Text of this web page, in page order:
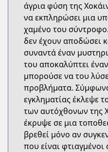
άγρια φύση της
να εκπληρώσει μια
χαμένο του
δεν έχουν αποδώσει
συναντά έναν
του αποκαλύπτει
μπορούσε να του
προβλήματα.
εγκληματίας έκλεψε
των αυτόχθονων της
έκρυψε σε μια
βρεθεί μόνο αν
που είναι